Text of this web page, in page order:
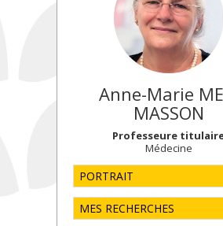
Anne-Marie
MASSON
Professeure
Médecine
PORTRAIT
MES RECHERCHES